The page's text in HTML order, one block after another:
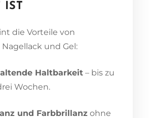
IST
die Vorteile von
und Gel:
Haltbarkeit – bis zu
Wochen.
und Farbbrillanz ohne